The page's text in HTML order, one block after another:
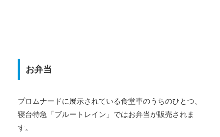
お弁当
プロムナードに展示されている食堂車のうちのひとつ、
寝台特急「ブルートレイン」ではお弁当が販売されま
す。